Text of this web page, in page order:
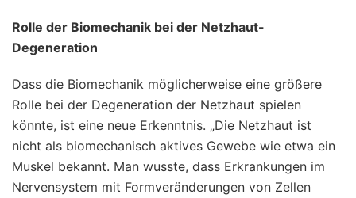
Rolle der Biomechanik bei der Netzhaut-
Degeneration
Dass die Biomechanik möglicherweise eine größere
Rolle bei der Degeneration der Netzhaut spielen
könnte, ist eine neue Erkenntnis. „Die Netzhaut ist
nicht als biomechanisch aktives Gewebe wie etwa ein
Muskel bekannt. Man wusste, dass Erkrankungen im
Nervensystem mit Formveränderungen von Zellen